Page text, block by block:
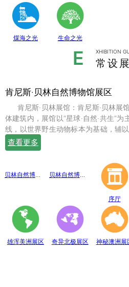
煤海之光 生命之光
E XHIBITION
常设
肯尼斯·贝林自然博物馆展区
体建筑内，展馆以“星球·自然·共生”为
线，以世界野生动物标本为基础，辅
欧、野性非洲、雄浑美洲、奇异北极
动、穹幕影院、勇敢者通道、互动体
查看更多
贝林自然博物馆趣味互动展区 贝林自然博物馆山海经奇展区
序厅
雄浑美洲展区 奇异北极展区 神秘澳洲展